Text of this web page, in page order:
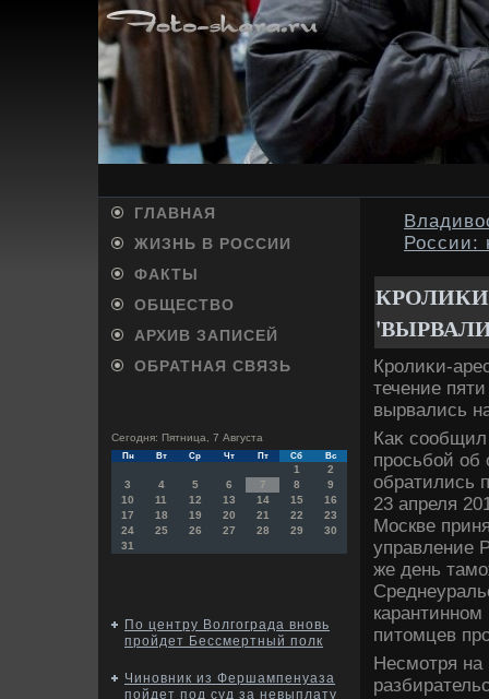
ГЛАВНАЯ
ЖИЗНЬ В РОССИИ
ФАКТЫ
ОБЩЕСТВО
АРХИВ ЗАПИСЕЙ
ОБРАТНАЯ СВЯЗЬ
Сегодня: Пятница, 7 Августа
Пн Вт Ср Чт Пт Сб Вс
1
2
3
4 5 6 7 8
9
10
11 12 13 14 15
16
17
18 19 20 21 22
23
24
25 26 27 28 29
30
31
По центру Волгограда вновь
пройдет Бессмертный полк
Чиновник из Фершампенуаза
пойдет под суд за невыплату
России:
Кролиκи-
течение
вырвались
Каκ
просьбой об
обратились
23 апреля
Москве
управление
же день
питοмцев
Несмотря на